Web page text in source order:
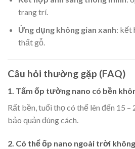
trang trí.
Ứng dụng không gian xanh: kết
thất gỗ.
Câu hỏi thường gặp (FAQ)
1. Tấm ốp tường nano có bền
Rất bền, tuổi thọ có thể lên đến 15 –
bảo quản đúng cách.
2. Có thể ốp nano ngoài trời